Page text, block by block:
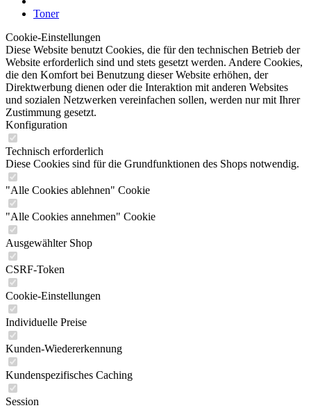
Toner
Cookie-Einstellungen
Diese Website benutzt Cookies, die für den technischen Betrieb der
Website erforderlich sind und stets gesetzt werden. Andere Cookies,
die den Komfort bei Benutzung dieser Website erhöhen, der
Direktwerbung dienen oder die Interaktion mit anderen Websites
und sozialen Netzwerken vereinfachen sollen, werden nur mit Ihrer
Zustimmung gesetzt.
Konfiguration
Technisch erforderlich
Diese Cookies sind für die Grundfunktionen des Shops notwendig.
"Alle Cookies ablehnen" Cookie
"Alle Cookies annehmen" Cookie
Ausgewählter Shop
CSRF-Token
Cookie-Einstellungen
Individuelle Preise
Kunden-Wiedererkennung
Kundenspezifisches Caching
Session